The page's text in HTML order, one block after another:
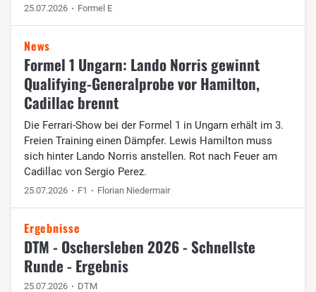
25.07.2026 Formel E
News
Formel 1 Ungarn: Lando Norris gewinnt
Qualifying-Generalprobe vor Hamilton,
Cadillac brennt
Die Ferrari-Show bei der Formel 1 in Ungarn erhält im 3.
Freien Training einen Dämpfer. Lewis Hamilton muss
sich hinter Lando Norris anstellen. Rot nach Feuer am
Cadillac von Sergio Perez.
25.07.2026 F1 Florian Niedermair
Ergebnisse
DTM - Oschersleben 2026 - Schnellste
Runde - Ergebnis
25.07.2026 DTM